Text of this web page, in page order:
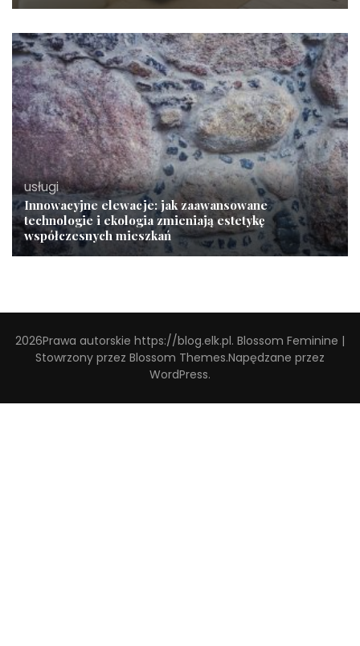
usługi
Innowacyjne elewacje: jak zaawansowane
technologie i ekologia zmieniają estetykę
współczesnych mieszkań
2026Prawa autorskie https://blog.elk.pl. Blossom Feminine |
Stowrzony przez Blossom Themes.Napędzane przez
WordPress.